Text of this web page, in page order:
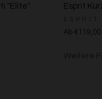
"Elite" Esprit
Ab €119,00